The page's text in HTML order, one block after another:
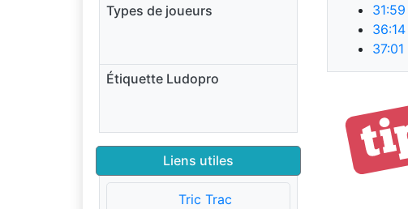
Types de joueurs
Étiquette Ludopro
Liens utiles
Tric Trac
31:59
36:14
37:01